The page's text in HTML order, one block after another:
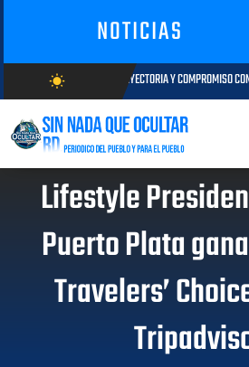
NOTICIAS
wb_sunny
AGOSTO/8/2026
TRAYECTORIA Y COMPROMISO CON LA PRIMERA INFANCIA
Lifestyle
Puerto Plata
Travelers’